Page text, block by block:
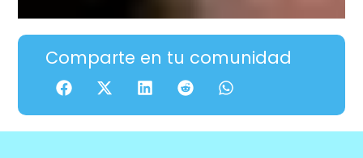
Comparte en tu comunidad